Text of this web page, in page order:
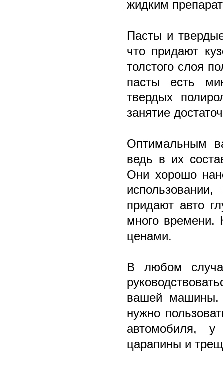
жидким
Пасты и
что придают
толстого слоя
пасты есть
твердых
занятие
Оптимальным
ведь в их
Они хорошо
придают авто
много времени.
ценами.
В любом
вашей машины.
нужно
автомобиля, у
царапины и